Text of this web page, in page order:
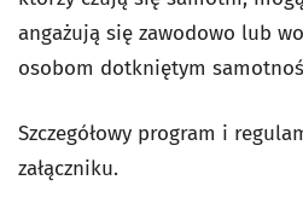
angażują się zawodowo lub
osobom dotkniętym
Szczegółowy program i
załączniku.